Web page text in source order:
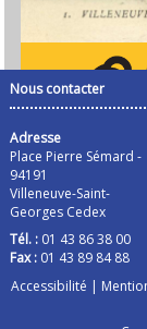
Nous contacter
Adresse
Place Pierre Sémard -
94191
Villeneuve-Saint-
Georges Cedex
Tél. :01 43 86 38 00
Fax :01 43 89 84 88
Accessibilité |